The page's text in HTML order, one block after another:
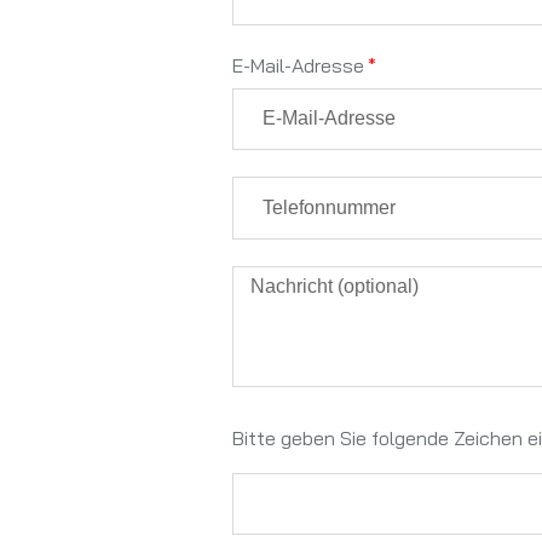
E-Mail-Adresse
Bitte geben Sie folgende Zeichen